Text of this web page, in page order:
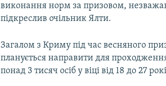
виконання норм за призовом,
підкреслив очільник Ялти.
Загалом з Криму під час весняного
планується направити для
понад 3 тисяч осіб у віці від 18 до 27